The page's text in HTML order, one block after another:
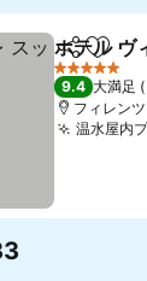
シェアお気
ホテル ヴ
5 ホテルのラ
9.4 大満足
フィレン
温水屋内